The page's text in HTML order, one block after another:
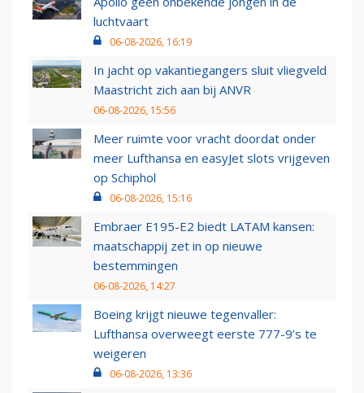
luchtvaart
06-08-2026, 16:19
In jacht op vakantiegangers sluit vliegveld
Maastricht zich aan bij ANVR
06-08-2026, 15:56
Meer ruimte voor vracht doordat onder
meer Lufthansa en easyJet slots vrijgeven
op Schiphol
06-08-2026, 15:16
Embraer E195-E2 biedt LATAM kansen:
maatschappij zet in op nieuwe
bestemmingen
06-08-2026, 14:27
Boeing krijgt nieuwe tegenvaller:
Lufthansa overweegt eerste 777-9’s te
weigeren
06-08-2026, 13:36